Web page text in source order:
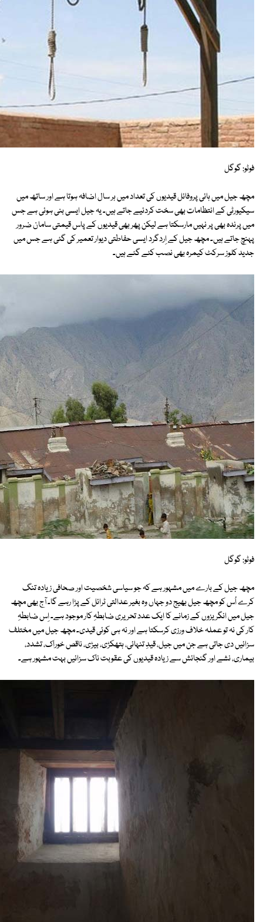
فوٹو: گوگل
مچھ جیل میں ہائی پروفائل قیدیوں کی تعداد میں ہر سال اضافہ ہوتا ہے اور ساتھ میں
سیکیورٹی کے انتظامات بھی سخت کردئیے جاتے ہیں۔ یہ جیل ایسی بنی ہوئی ہے جس
میں پرندہ بھی پر نہیں مارسکتا ہے لیکن پھر بھی قیدیوں کے پاس قیمتی سامان ضرور
پہنچ جاتے ہیں۔ مچھ جیل کے اِردگرد ایسی حفاطتی دیوار تعمیر کی گئی ہے جس میں
جدید کلوز سرکٹ کیمرہ بھی نصب کئے گئے ہیں۔
فوٹو: گوگل
مچھ جیل کے بارے میں مشہور ہے کہ جو سیاسی شخصیت اور صحافی زیادہ تنگ
کرے اُس کو مچھ جیل بھیج دو جہاں وہ بغیر عدالتی ٹرائل کے پڑا رہے گا۔ آج بھی مچھ
جیل میں انگریزوں کے زمانے کا ایک عدد تحریری ضابطہِ کار موجود ہے۔ اِس ضابطہِ
کار کی نہ تو عملہ خلاف ورزی کرسکتا ہے اور نہ ہی کوئی قیدی۔ مچھ جیل میں مختلف
سزائیں دی جاتی ہے جن میں جیل، قیدِ تنہائی، ہتھکڑی، بیڑی، ناقص خوراک، تشدد،
بیماری، نشے اور گنجائش سے زیادہ قیدیوں کی عقوبت ناک سزائیں بہت مشہور ہے۔